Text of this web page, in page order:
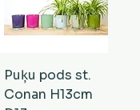
Puķu pods st.
Conan H13cm